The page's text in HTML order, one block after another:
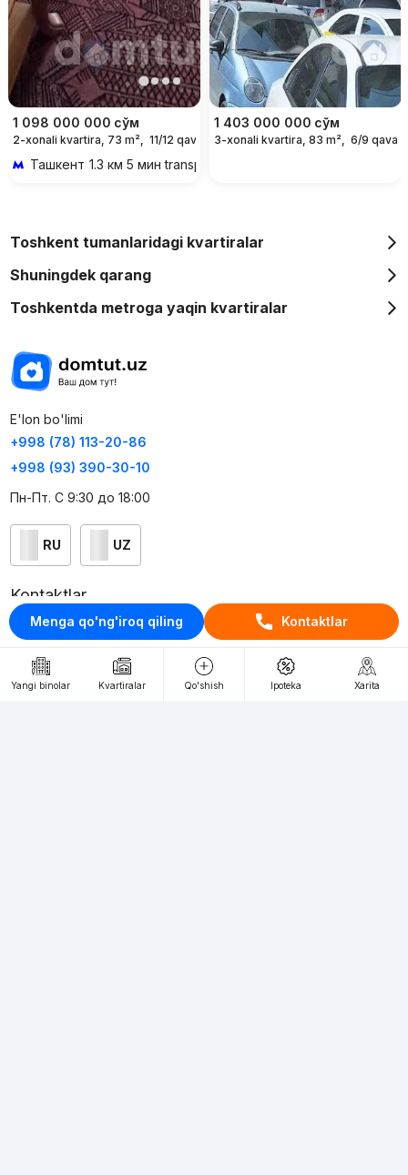
Menga qo'ng'iroq qiling Kontaktlar
1 098 000 000 сўм
2-xonali kvartira, 73 m², 11/12 qavat
Ташкент 1.3 км 5 мин transportda
1 403 000 000 сўм
3-xonali kvartira, 83 m², 6/9 qavat
Yangi binolar Kvartiralar Qo'shish Ipoteka Xarita
Toshkent tumanlaridagi kvartiralar
Shuningdek qarang
Toshkentda metroga yaqin kvartiralar
E'lon bo'limi
+998 (78) 113-20-86
+998 (93) 390-30-10
Пн-Пт. С 9:30 до 18:00
RU UZ
Kontaktlar
loyiha haqida
Webnow © loyihasi
Foydalanish shartlari